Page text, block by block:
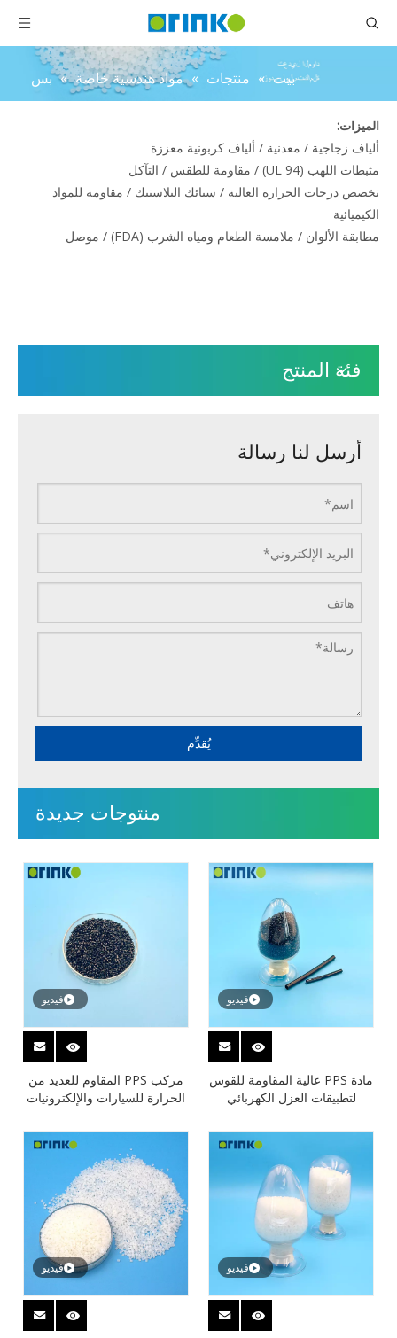
بيت » منتجات » مواد هندسية خاصة » بس
الميزات:
ألياف زجاجية / معدنية / ألياف كربونية معززة
مثبطات اللهب (UL 94) / مقاومة للطقس / التآكل
تخصص درجات الحرارة العالية / سبائك البلاستيك / مقاومة للمواد
الكيميائية
مطابقة الألوان / ملامسة الطعام ومياه الشرب (FDA) / موصل
فئة المنتج
أرسل لنا رسالة
يُقدِّم
منتوجات جديدة
فيديو
مادة PPS عالية المقاومة للقوس
لتطبيقات العزل الكهربائي
فيديو
مركب PPS المقاوم للعديد من
الحرارة للسيارات والإلكترونيات
فيديو فيديو